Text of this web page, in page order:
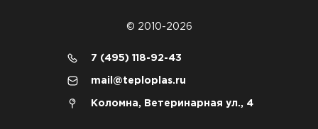
© 2010-2026
7 (495) 118-92-43
mail@teploplas.ru
Коломна, Ветеринарная ул., 4
Утеплитель Термит
ПЕРЕЙТИ
Утеплитель Тимплэкс